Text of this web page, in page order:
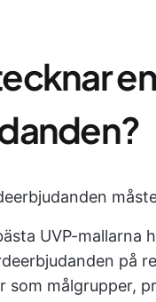
UVP-
på
som målgrupper,